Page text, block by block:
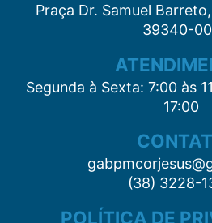
Praça Dr. Samuel
39340-
Segunda à Sexta: 7:00 às
17:00
(38) 3228-
POLÍTICA DE